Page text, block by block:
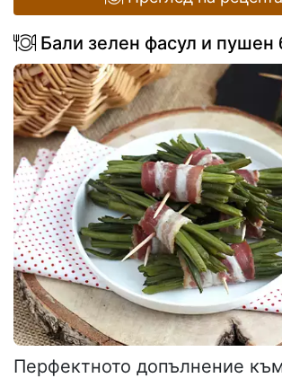
Бали зелен фасул и пушен
Перфектното допълнение